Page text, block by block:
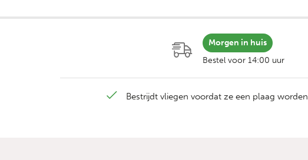
Morgen in huis
Bestel voor 14:00 uur
Bestrijdt vliegen voordat ze een plaag worden